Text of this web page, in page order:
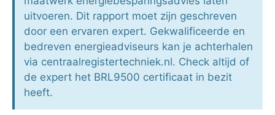
uitvoeren. Dit rapport moet zijn geschreven
door een ervaren expert. Gekwalificeerde en
bedreven energieadviseurs kan je achterhalen
via centraalregistertechniek.nl. Check altijd of
de expert het BRL9500 certificaat in bezit
heeft.